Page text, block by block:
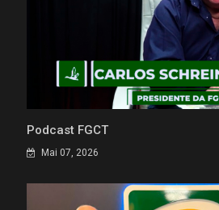
Podcast FGCT
Mai 07, 2026